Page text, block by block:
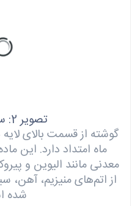
تصویر 2: ساختار ماه
گوشته از قسمت بالای
ماه امتداد دارد. این
معدنی مانند الیوین و
از اتم‌های منیزیم،
شده